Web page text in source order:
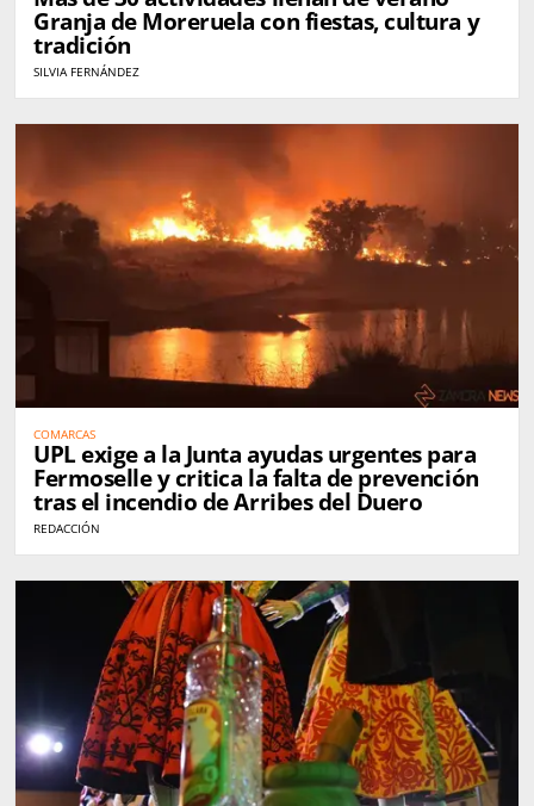
Granja de Moreruela con fiestas, cultura y
tradición
SILVIA FERNÁNDEZ
COMARCAS
UPL exige a la Junta ayudas urgentes para
Fermoselle y critica la falta de prevención
tras el incendio de Arribes del Duero
REDACCIÓN